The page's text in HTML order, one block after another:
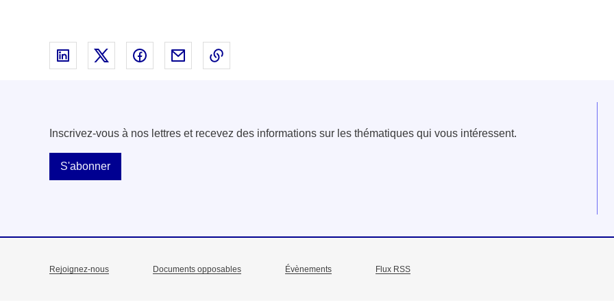
Partager sur Linked In - nouvelle fenêtre
Partager sur X - nouvelle fenêtre
Partager sur Facebook - nouvelle fenêtre
Partager par email - nouvelle fenêtre
Inscrivez-vous à nos lettres et recevez des informations sur les thématiques qui vous intéressent.
S'abonner
Rejoignez-nous Documents opposables Évènements Flux RSS